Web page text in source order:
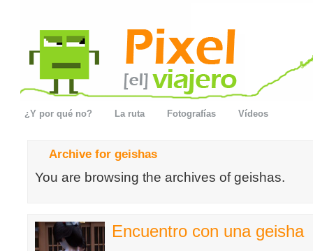
¿Y por qué no? La ruta Fotografías Vídeos
Archive for geishas
You are browsing the archives of geishas.
Encuentro con una geisha